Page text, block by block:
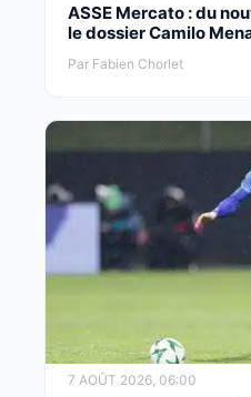
ASSE Mercato : du
le dossier Camilo
Par Fabien Chorlet
7 AOÛT 2026, 06:00